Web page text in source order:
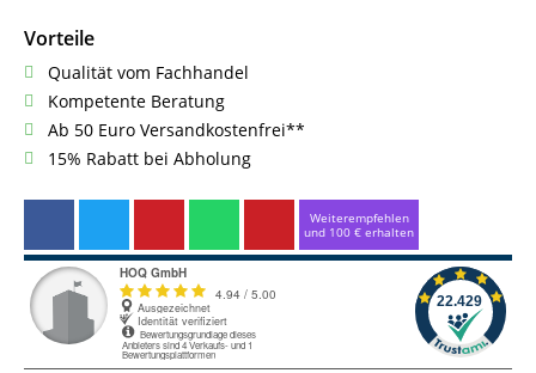
Vorteile
Qualität vom Fachhandel
Kompetente Beratung
Ab 50 Euro Versandkostenfrei**
15% Rabatt bei Abholung
Weiterempfehlen
und 100 € erhalten